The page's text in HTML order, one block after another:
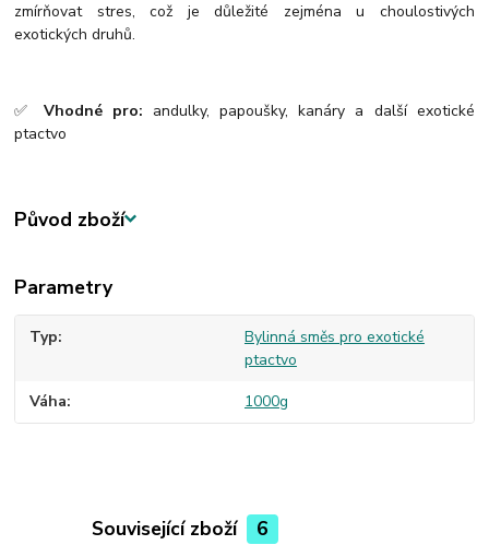
zmírňovat stres, což je důležité zejména u choulostivých
exotických druhů.
✅ Vhodné pro: andulky, papoušky, kanáry a další exotické
ptactvo
Původ zboží
Parametry
Typ
Bylinná směs pro exotické
ptactvo
Váha 1000g
Související zboží 6